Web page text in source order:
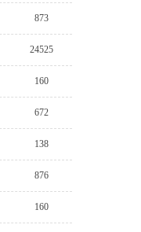
873
24525
160
672
138
876
160